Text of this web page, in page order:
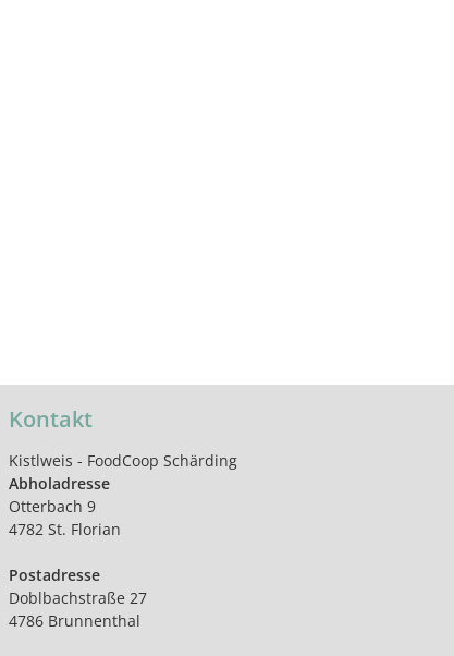
Kontakt
Kistlweis - FoodCoop Schärding
Abholadresse
Otterbach 9
4782 St. Florian
Postadresse
Doblbachstraße 27
4786 Brunnenthal